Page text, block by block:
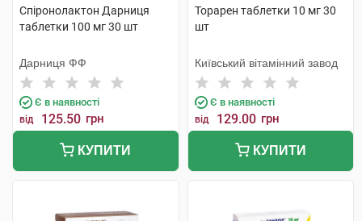
Спіронолактон Дарниця
таблетки 100 мг 30 шт
Дарниця ФФ
Є в наявності
від 125.50 грн
КУПИТИ
Торарен таблетки 10 мг 30
шт
Київський вітамінний завод
Є в наявності
від 129.00 грн
КУПИТИ